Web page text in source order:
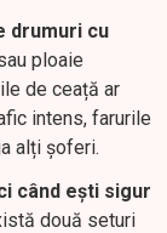
drumuri cu
ploaie
de ceață ar
intens, farurile
alți șoferi.
când ești sigur
două seturi